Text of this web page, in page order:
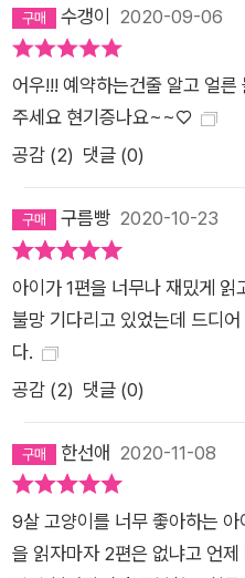
수갱이 2020-09-06
어우!!! 예약하는건줄 알고 얼
주세요 현기증나요~~♡
공감 (2) 댓글 (0)
구름빵 2020-10-23
아이가 1편을 너무나 재밌게
불망 기다리고 있었는데 드디
다.
공감 (2) 댓글 (0)
한선애 2020-11-08
9살 고양이를 너무 좋아하는
을 읽자마자 2편은 없냐고 언